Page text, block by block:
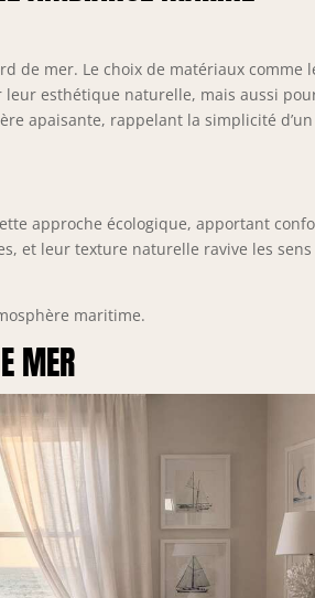
de mer. Le choix de matériaux comme
esthétique naturelle, mais aussi
apaisante, rappelant la simplicité d’un
approche écologique, apportant
et leur texture naturelle ravive les
maritime.
MER